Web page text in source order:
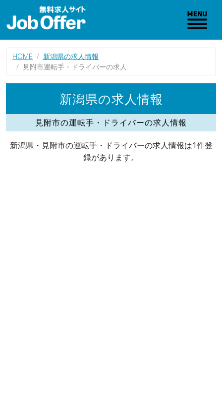
HOME
新潟県の求人情報
見附市運転手・ドライバーの求人
新潟県の求人情報
見附市の運転手・ドライバーの求人情報
新潟県・見附市の運転手・ドライバーの求人情報は1件登
録があります。